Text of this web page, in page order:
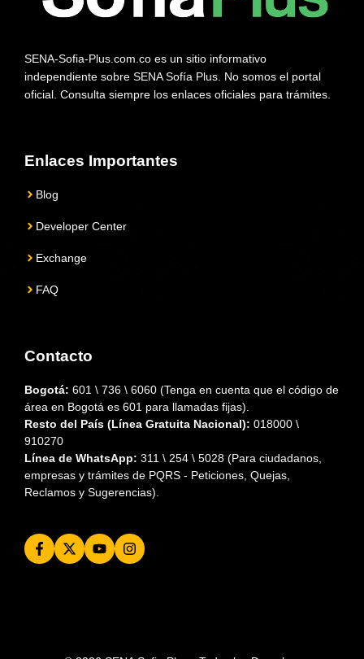
SENA-Sofia-Plus.com.co es un sitio informativo
independiente sobre SENA Sofía Plus. No somos el portal
oficial. Consulta siempre los enlaces oficiales para trámites.
Enlaces Importantes
Blog
Developer Center
Exchange
FAQ
Contacto
Bogotá: 601 \ 736 \ 6060 (Tenga en cuenta que el código de
área en Bogotá es 601 para llamadas fijas).
Resto del País (Línea Gratuita Nacional): 018000 \
910270
Línea de WhatsApp: 311 \ 254 \ 5028 (Para ciudadanos,
empresas y trámites de PQRS - Peticiones, Quejas,
Reclamos y Sugerencias).